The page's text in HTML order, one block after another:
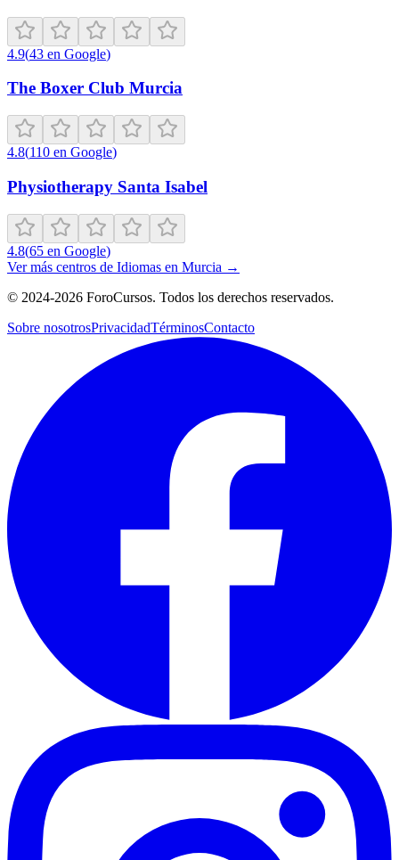
4.9(43 en Google)
The Boxer Club Murcia
4.8(110 en Google)
Physiotherapy Santa Isabel
4.8(65 en Google)
Ver más centros de Idiomas en Murcia →
© 2024-2026 ForoCursos. Todos los derechos reservados.
Sobre nosotrosPrivacidadTérminosContacto